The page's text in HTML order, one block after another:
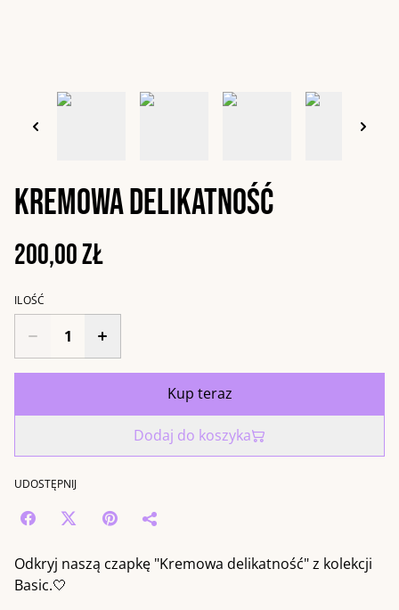
Kremowa delikatność
200,00 zł
ILOŚĆ
Kup teraz
Dodaj do koszyka
UDOSTĘPNIJ
Odkryj naszą czapkę "Kremowa delikatność" z kolekcji
Basic.🤍